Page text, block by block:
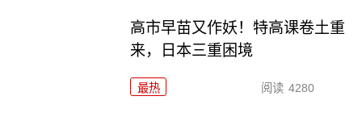
高市早苗又作妖！特高课卷土重
来，日本三重困境
最热 阅读 4280